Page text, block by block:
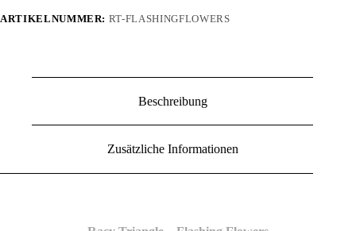
ARTIKELNUMMER: RT-FLASHINGFLOWERS
Beschreibung
Zusätzliche Informationen